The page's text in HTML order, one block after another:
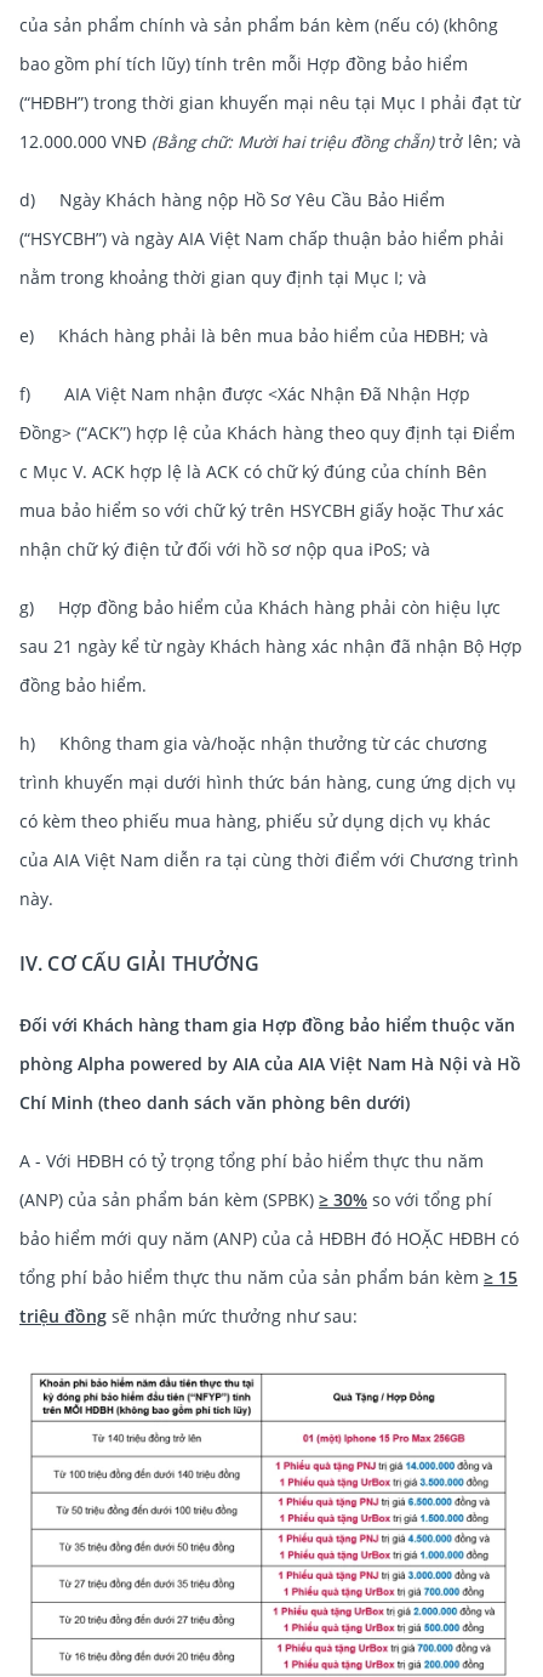
của sản phẩm chính và sản phẩm bán kèm (nếu có) (không
bao gồm phí tích lũy) tính trên mỗi Hợp đồng bảo hiểm
(“HĐBH”) trong thời gian khuyến mại nêu tại Mục I phải đạt từ
12.000.000 VNĐ (Bằng chữ: Mười hai triệu đồng chẵn)trở lên; và
d) Ngày Khách hàng nộp Hồ Sơ Yêu Cầu Bảo Hiểm
(“HSYCBH”) và ngày AIA Việt Nam chấp thuận bảo hiểm phải
nằm trong khoảng thời gian quy định tại Mục I; và
e) Khách hàng phải là bên mua bảo hiểm của HĐBH; và
f) AIA Việt Nam nhận được <Xác Nhận Đã Nhận Hợp
Đồng> (“ACK”) hợp lệ của Khách hàng theo quy định tại Điểm
c Mục V. ACK hợp lệ là ACK có chữ ký đúng của chính Bên
mua bảo hiểm so với chữ ký trên HSYCBH giấy hoặc Thư xác
nhận chữ ký điện tử đối với hồ sơ nộp qua iPoS; và
g) Hợp đồng bảo hiểm của Khách hàng phải còn hiệu lực
sau 21 ngày kể từ ngày Khách hàng xác nhận đã nhận Bộ Hợp
đồng bảo hiểm.
h) Không tham gia và/hoặc nhận thưởng từ các chương
trình khuyến mại dưới hình thức bán hàng, cung ứng dịch vụ
có kèm theo phiếu mua hàng, phiếu sử dụng dịch vụ khác
của AIA Việt Nam diễn ra tại cùng thời điểm với Chương trình
này.
IV. CƠ CẤU GIẢI THƯỞNG
Đối với Khách hàng tham gia Hợp đồng bảo hiểm thuộc văn
phòng Alpha powered by AIA của AIA Việt Nam Hà Nội và Hồ
Chí Minh (theo danh sách văn phòng bên dưới)
A - Với HĐBH có tỷ trọng tổng phí bảo hiểm thực thu năm
(ANP) của sản phẩm bán kèm (SPBK) ≥ 30% so với tổng phí
bảo hiểm mới quy năm (ANP) của cả HĐBH đó HOẶC HĐBH có
tổng phí bảo hiểm thực thu năm của sản phẩm bán kèm ≥ 15
triệu đồng sẽ nhận mức thưởng như sau: